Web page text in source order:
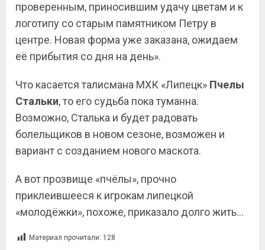
проверенным, приносившим удачу цветам и к
логотипу со старым памятником Петру в
центре. Новая форма уже заказана, ожидаем
её прибытия со дня на день».
Что касается талисмана МХК «Липецк» Пчелы
Стальки, то его судьба пока туманна.
Возможно, Сталька и будет радовать
болельщиков в новом сезоне, возможен и
вариант с созданием нового маскота.
А вот прозвище «пчёлы», прочно
приклеившееся к игрокам липецкой
«молодёжки», похоже, приказало долго жить…
Материал прочитали: 128